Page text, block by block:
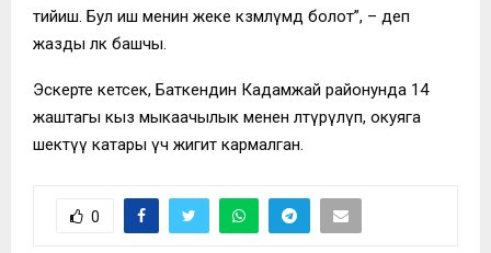
тийиш. Бул иш менин жеке көзөмөлүмдө болот”, – деп
жазды өлкө башчы.
Эскерте кетсек, Баткендин Кадамжай районунда 14
жаштагы кыз мыкаачылык менен өлтүрүлүп, окуяга
шектүү катары үч жигит кармалган.
0